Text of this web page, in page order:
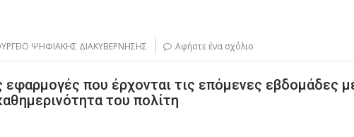
ΨΗΦΙΑΚΗΣ ΔΙΑΚΥΒΕΡΝΗΣΗΣ Αφήστε ένα σχόλιο
εφαρμογές που έρχονται τις επόμενες εβδομάδες
του πολίτη